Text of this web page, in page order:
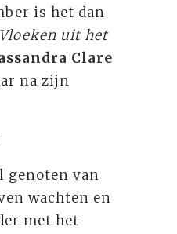
is het dan
Vloeken uit het
Clare
na zijn
genoten van
wachten en
met het